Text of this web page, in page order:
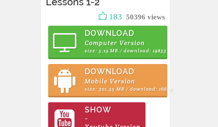
183 50396 views
DOWNLOAD
Computer Version
size: 5.19 MB / download: 19833
DOWNLOAD
Mobile Version
size: 301.55 MB / download: 16669
SHOW
~